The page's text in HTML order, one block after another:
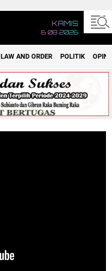
KAMIS
6 08 2026
LAW AND ORDER POLITIK OPINI